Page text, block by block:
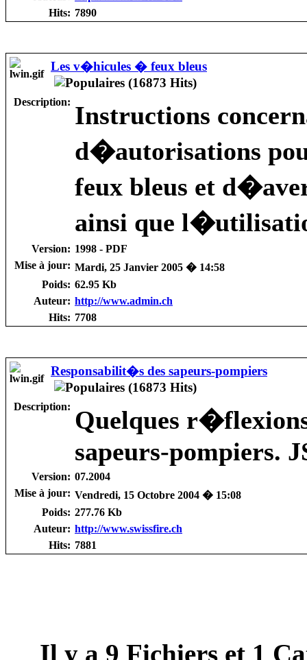
Hits: 7890
Les v�hicules � feux bleus
Description: Instructions
d�autorisations
feux bleus et
ainsi que
Version: 1998 - PDF
Mise à jour: Mardi, 25 Janvier 2005 � 14:58
Poids: 62.95 Kb
Auteur: http://www.admin.ch
Hits: 7708
Responsabilit�s des sapeurs-pompiers
Description: Quelques
sapeurs-pompiers.
Version: 07.2004
Mise à jour: Vendredi, 15 Octobre 2004 � 15:08
Poids: 277.76 Kb
Auteur: http://www.swissfire.ch
Hits: 7881
Il y a 9 Fichiers et 1